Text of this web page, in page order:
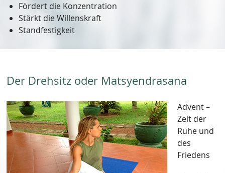
Fördert die Konzentration
Stärkt die Willenskraft
Standfestigkeit
Der Drehsitz oder Matsyendrasana
Advent –
Zeit der
Ruhe und
des
Friedens